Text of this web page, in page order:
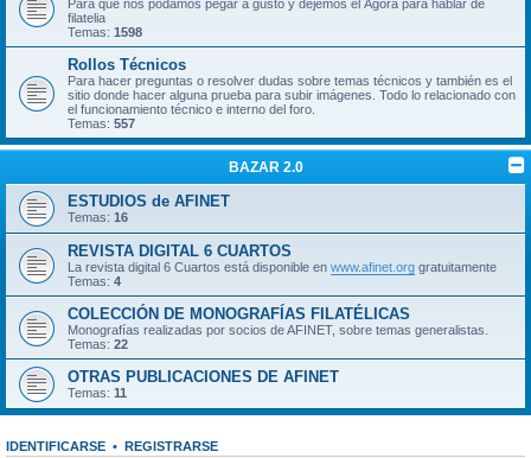
Para que nos podamos pegar a gusto y dejemos el Ágora para hablar de
filatelia
Temas: 1598
Rollos Técnicos
Para hacer preguntas o resolver dudas sobre temas técnicos y también es el
sitio donde hacer alguna prueba para subir imágenes. Todo lo relacionado con
el funcionamiento técnico e interno del foro.
Temas: 557
BAZAR 2.0
ESTUDIOS de AFINET
Temas: 16
REVISTA DIGITAL 6 CUARTOS
La revista digital 6 Cuartos está disponible en www.afinet.org gratuitamente
Temas: 4
COLECCIÓN DE MONOGRAFÍAS FILATÉLICAS
Monografías realizadas por socios de AFINET, sobre temas generalistas.
Temas: 22
OTRAS PUBLICACIONES DE AFINET
Temas: 11
IDENTIFICARSE • REGISTRARSE